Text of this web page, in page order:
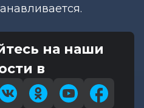
на наши
в